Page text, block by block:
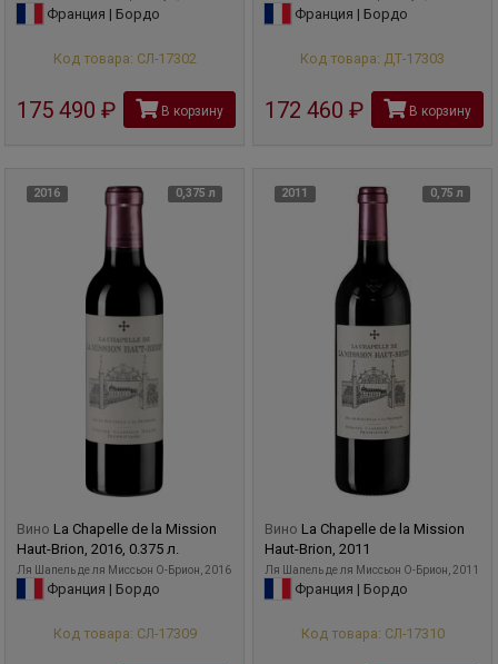
Франция | Бордо
Код товара: СЛ-17302
175 490 рубВ корзину
Франция | Бордо
Код товара: ДТ-17303
172 460 рубВ корзину
2016 0,375 л
Вино La Chapelle de la Mission
Haut-Brion, 2016, 0.375 л.
Ля Шапель де ля Миссьон О-Брион, 2016
Франция | Бордо
Код товара: СЛ-17309
2011 0,75 л
Вино La Chapelle de la Mission
Haut-Brion, 2011
Ля Шапель де ля Миссьон О-Брион, 2011
Франция | Бордо
Код товара: СЛ-17310